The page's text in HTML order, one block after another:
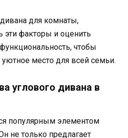
для комнаты,
эти факторы и оценить
чтобы
место для всей семьи.
углового дивана в
популярным элементом
не только предлагает